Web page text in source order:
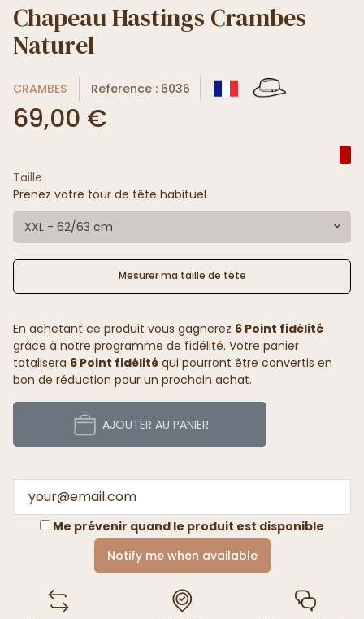
Chapeau Hastings Crambes -
Naturel
CRAMBES Reference : 6036
69,00 €
Taille
Prenez votre tour de tête habituel
XXL - 62/63 cm
Mesurer ma taille de tête
En achetant ce produit vous gagnerez 6 Point fidélité
grâce à notre programme de fidélité. Votre panier
totalisera 6 Point fidélité qui pourront être convertis en
bon de réduction pour un prochain achat.
AJOUTER AU PANIER
Me prévenir quand le produit est disponible
Notify me when available